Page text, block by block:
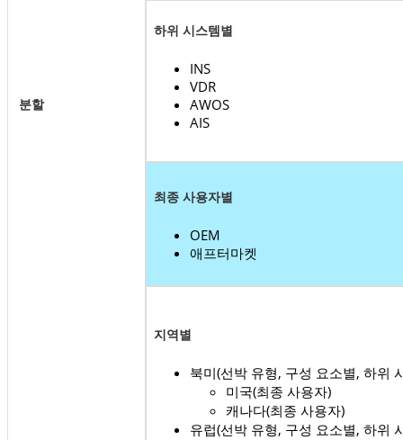
분할
하위 시스템별
INS
VDR
AWOS
AIS
최종 사용자별
OEM
애프터마켓
지역별
북미(선박 유형, 구성 요소별, 하위
미국(최종 사용자)
캐나다(최종 사용자)
유럽(선박 유형, 구성 요소별, 하위